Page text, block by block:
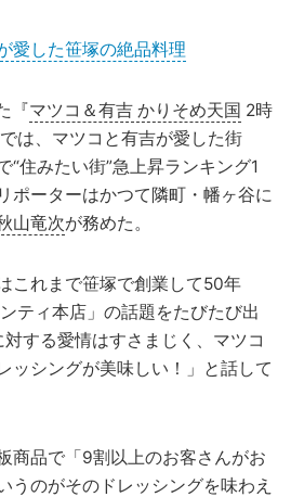
愛した笹塚の絶品料理
『マツコ＆有吉 かりそめ天国 2時
は、マツコと有吉が愛した街
“住みたい街”急上昇ランキング1
ポーターはかつて隣町・幡ヶ谷に
山竜次が務めた。
これまで笹塚で創業して50年
ティ本店」の話題をたびたび出
する愛情はすさまじく、マツコ
ッシングが美味しい！」と話して
商品で「9割以上のお客さんがお
うのがそのドレッシングを味わえ